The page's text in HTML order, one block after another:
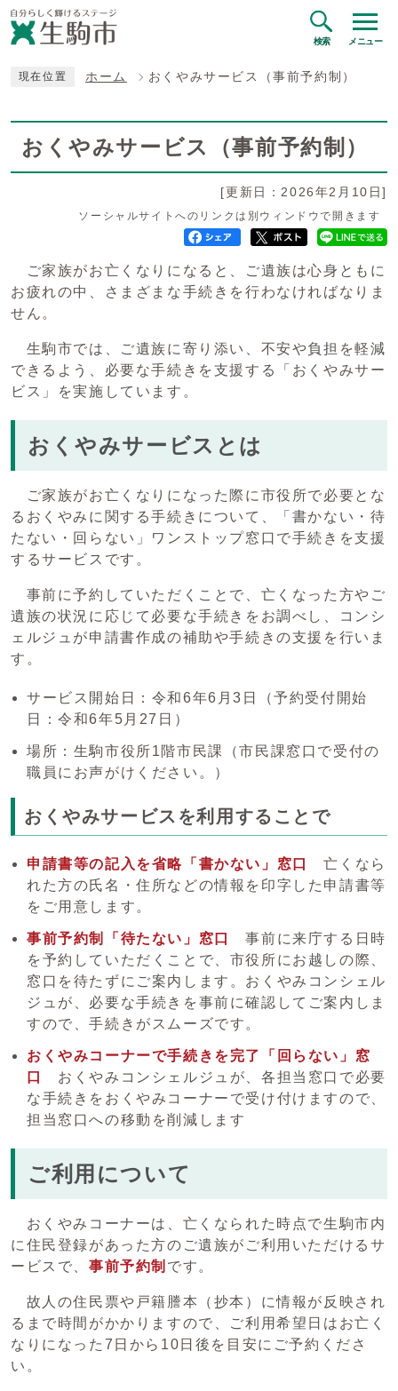
検索 メニュー
現在位置 ホーム おくやみサービス（事前予約制）
おくやみサービス（事前予約制）
[更新日：2026年2月10日]
ソーシャルサイトへのリンクは別ウィンドウで開きます
ご家族がお亡くなりになると、ご遺族は心身ともに
お疲れの中、さまざまな手続きを行わなければなりま
せん。
生駒市では、ご遺族に寄り添い、不安や負担を軽減
できるよう、必要な手続きを支援する「おくやみサー
ビス」を実施しています。
おくやみサービスとは
ご家族がお亡くなりになった際に市役所で必要とな
るおくやみに関する手続きについて、「書かない・待
たない・回らない」ワンストップ窓口で手続きを支援
するサービスです。
事前に予約していただくことで、亡くなった方やご
遺族の状況に応じて必要な手続きをお調べし、コンシ
ェルジュが申請書作成の補助や手続きの支援を行いま
す。
サービス開始日：令和6年6月3日（予約受付開始
日：令和6年5月27日）
場所：生駒市役所1階市民課（市民課窓口で受付の
職員にお声がけください。）
おくやみサービスを利用することで
申請書等の記入を省略「書かない」窓口亡くなら
れた方の氏名・住所などの情報を印字した申請書等
をご用意します。
事前予約制「待たない」窓口事前に来庁する日時
を予約していただくことで、市役所にお越しの際、
窓口を待たずにご案内します。おくやみコンシェル
ジュが、必要な手続きを事前に確認してご案内しま
すので、手続きがスムーズです。
おくやみコーナーで手続きを完了「回らない」窓
口 おくやみコンシェルジュが、各担当窓口で必要
な手続きをおくやみコーナーで受け付けますので、
担当窓口への移動を削減します
ご利用について
おくやみコーナーは、亡くなられた時点で生駒市内
に住民登録があった方のご遺族がご利用いただけるサ
ービスで、 事前予約制 です。
故人の住民票や戸籍謄本（抄本）に情報が反映され
るまで時間がかかりますので、ご利用希望日はお亡く
なりになった7日から10日後を目安にご予約くださ
い。